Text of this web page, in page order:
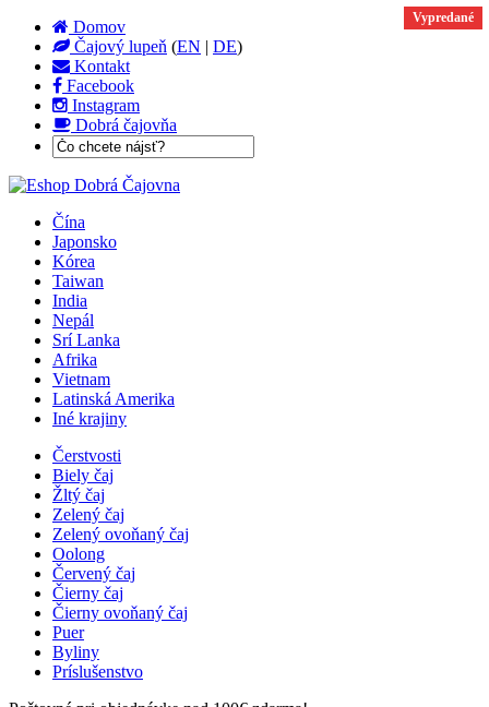
Domov
Čajový lupeň (EN | DE)
Kontakt
Facebook
Instagram
Dobrá čajovňa
Čína
Japonsko
Kórea
Taiwan
India
Nepál
Srí Lanka
Afrika
Vietnam
Latinská Amerika
Iné krajiny
Čerstvosti
Biely čaj
Žltý čaj
Zelený čaj
Zelený ovoňaný čaj
Oolong
Červený čaj
Čierny čaj
Čierny ovoňaný čaj
Puer
Byliny
Príslušenstvo
Vypredané
Vypredané